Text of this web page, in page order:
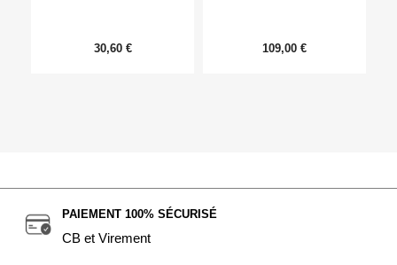
30,60 € 109,00 €
PAIEMENT 100% SÉCURISÉ
CB et Virement